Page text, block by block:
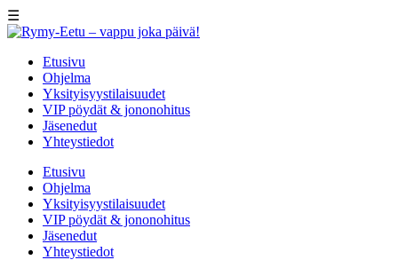
☰
Etusivu
Ohjelma
Yksityisyystilaisuudet
VIP pöydät & jononohitus
Jäsenedut
Yhteystiedot
Etusivu
Ohjelma
Yksityisyystilaisuudet
VIP pöydät & jononohitus
Jäsenedut
Yhteystiedot